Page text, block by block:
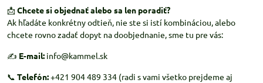
📩Chcete si objednať alebo sa len poradiť?
Ak hľadáte konkrétny odtieň, nie ste si istí kombináciou, alebo
chcete rovno zadať dopyt na doobjednanie, sme tu pre vás:
✍️ E-mail: info@kammel.sk
📞 Telefón:+421 904 489 334 (radi s vami všetko prejdeme aj